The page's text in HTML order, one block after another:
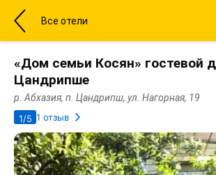
Все отели
«Дом семьи Косян» гостевой
Цандрипше
р. Абхазия, п. Цандрипш, ул. Нагорная, 19
1/5 1 отзыв